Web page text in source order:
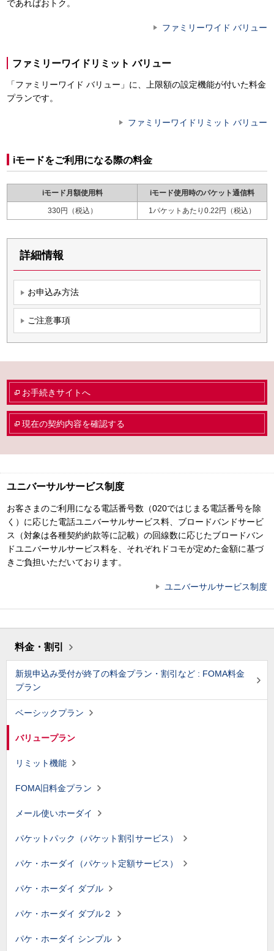
であればおトク。
ファミリーワイド バリュー
ファミリーワイドリミット バリュー
「ファミリーワイド バリュー」に、上限額の設定機能が付いた料金
プランです。
ファミリーワイドリミット バリュー
iモードをご利用になる際の料金
iモード月額使用料 iモード使用時のパケット通信料
330円（税込） 1パケットあたり0.22円（税込）
詳細情報
お申込み方法
ご注意事項
お手続きサイトへ
現在の契約内容を確認する
ユニバーサルサービス制度
お客さまのご利用になる電話番号数（020ではじまる電話番号を除
く）に応じた電話ユニバーサルサービス料、ブロードバンドサービ
ス（対象は各種契約約款等に記載）の回線数に応じたブロードバン
ドユニバーサルサービス料を、それぞれドコモが定めた金額に基づ
きご負担いただいております。
ユニバーサルサービス制度
料金・割引
新規申込み受付が終了の料金プラン・割引など : FOMA料金
プラン
ベーシックプラン
バリュープラン
リミット機能
FOMA旧料金プラン
メール使いホーダイ
パケットパック（パケット割引サービス）
パケ・ホーダイ（パケット定額サービス）
パケ・ホーダイ ダブル
パケ・ホーダイ ダブル２
パケ・ホーダイ シンプル